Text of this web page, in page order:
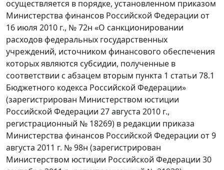
осуществляется в порядке, установленном приказом
Министерства финансов Российской Федерации от
16 июля 2010 г., № 72н «О санкционировании
расходов федеральных государственных
учреждений, источником финансового обеспечения
которых являются субсидии, полученные в
соответствии с абзацем вторым пункта 1 статьи 78.1
Бюджетного кодекса Российской Федерации»
(зарегистрирован Министерством юстиции
Российской Федерации 27 августа 2010 г.,
регистрационный № 18269) в редакции приказа
Министерства финансов Российской Федерации от 9
августа 2011 г. № 98н (зарегистрирован
Министерством юстиции Российской Федерации 30